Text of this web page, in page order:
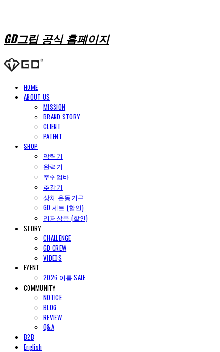
GD그립 공식 홈페이지
HOME
ABOUT US
MISSION
BRAND STORY
CLIENT
PATENT
SHOP
악력기
완력기
푸쉬업바
추감기
상체 운동기구
GD 세트 (할인)
리퍼상품 (할인)
STORY
CHALLENGE
GD CREW
VIDEOS
EVENT
2026 여름 SALE
COMMUNITY
NOTICE
BLOG
REVIEW
Q&A
B2B
English